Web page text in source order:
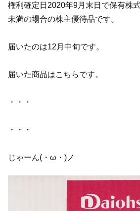
権利確定日2020年9月末日で保有株
未満の場合の株主優待品です。
届いたのは12月中旬です。
届いた商品はこちらです。
・・・
・・・
じゃーん(・ω・)ノ